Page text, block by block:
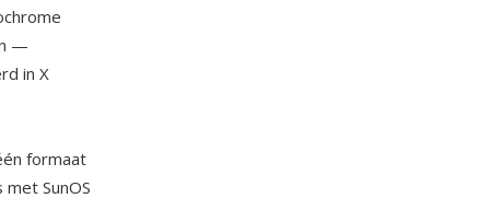
—
in X
formaat
SunOS